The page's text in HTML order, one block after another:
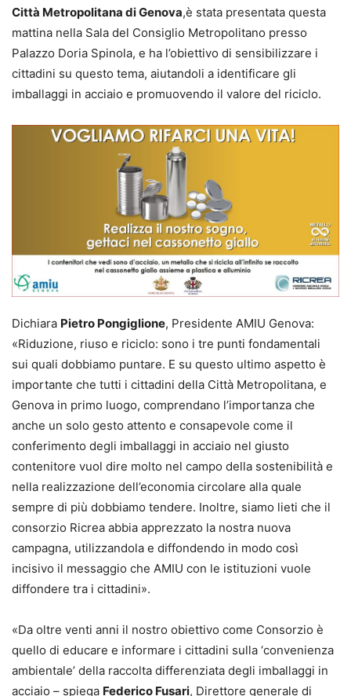
Città Metropolitana di Genova,è stata presentata questa
mattina nella Sala del Consiglio Metropolitano presso
Palazzo Doria Spinola, e ha l’obiettivo di sensibilizzare i
cittadini su questo tema, aiutandoli a identificare gli
imballaggi in acciaio e promuovendo il valore del riciclo.
Dichiara Pietro Pongiglione, Presidente AMIU Genova:
«Riduzione, riuso e riciclo: sono i tre punti fondamentali
sui quali dobbiamo puntare. E su questo ultimo aspetto è
importante che tutti i cittadini della Città Metropolitana, e
Genova in primo luogo, comprendano l’importanza che
anche un solo gesto attento e consapevole come il
conferimento degli imballaggi in acciaio nel giusto
contenitore vuol dire molto nel campo della sostenibilità e
nella realizzazione dell’economia circolare alla quale
sempre di più dobbiamo tendere. Inoltre, siamo lieti che il
consorzio Ricrea abbia apprezzato la nostra nuova
campagna, utilizzandola e diffondendo in modo così
incisivo il messaggio che AMIU con le istituzioni vuole
diffondere tra i cittadini».
«Da oltre venti anni il nostro obiettivo come Consorzio è
quello di educare e informare i cittadini sulla ‘convenienza
ambientale’ della raccolta differenziata degli imballaggi in
acciaio – spiega Federico Fusari, Direttore generale di